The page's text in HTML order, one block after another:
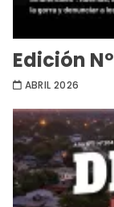
Edición
ABRIL 2026